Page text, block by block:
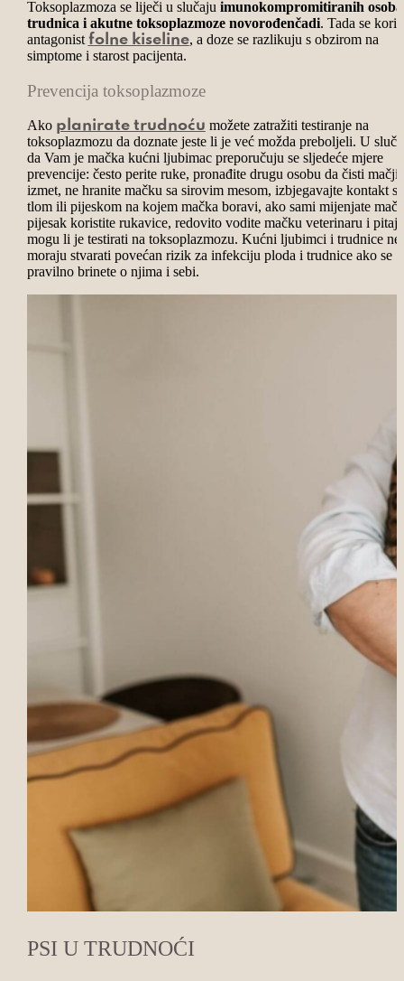
Toksoplazmoza se liječi u slučaju imunokompromitiranih
trudnica i akutne toksoplazmoze novorođenčadi. Tada se
antagonist folne kiseline, a doze se razlikuju s obzirom na
simptome i starost pacijenta.
Prevencija toksoplazmoze
Ako planirate trudnoću možete zatražiti testiranje na
toksoplazmozu da doznate jeste li je već možda preboljeli. U
da Vam je mačka kućni ljubimac preporučuju se sljedeće mjere
prevencije: često perite ruke, pronađite drugu osobu da čisti mačji
izmet, ne hranite mačku sa sirovim mesom, izbjegavajte kontakt s
tlom ili pijeskom na kojem mačka boravi, ako sami mijenjate mačji
pijesak koristite rukavice, redovito vodite mačku veterinaru i
mogu li je testirati na toksoplazmozu. Kućni ljubimci i trudnice ne
moraju stvarati povećan rizik za infekciju ploda i trudnice ako se
pravilno brinete o njima i sebi.
PSI U TRUDNOĆI